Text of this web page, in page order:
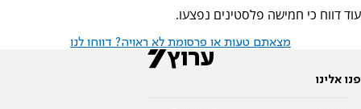
עוד דווח כי חמישה פלסטינים נפצעו.
מצאתם טעות או פרסומת לא ראויה? דווחו לנו
פנו אלינו